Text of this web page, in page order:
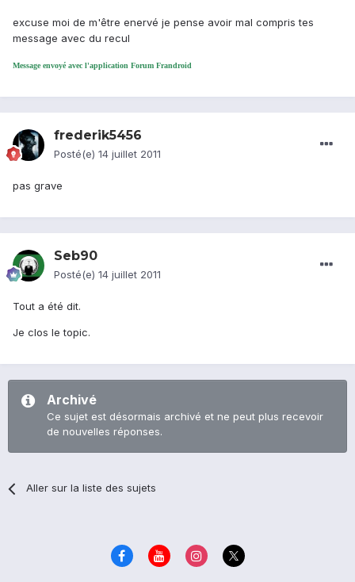
excuse moi de m'être enervé je pense avoir mal compris tes
message avec du recul
Message envoyé avec l'application Forum Frandroid
frederik5456
Posté(e) 14 juillet 2011
pas grave
Seb90
Posté(e) 14 juillet 2011
Tout a été dit.
Je clos le topic.
Archivé
Ce sujet est désormais archivé et ne peut plus recevoir
de nouvelles réponses.
Aller sur la liste des sujets